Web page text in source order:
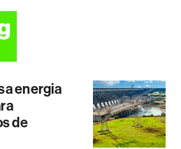
energia
de